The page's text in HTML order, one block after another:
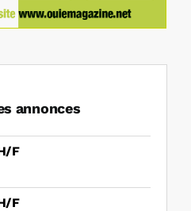
annonces
F
F